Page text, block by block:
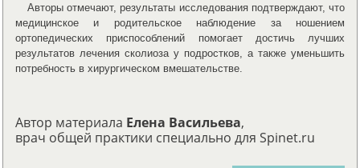
Авторы отмечают, результаты исследования подтверждают, что
медицинское и родительское наблюдение за ношением
ортопедических приспособлений помогает достичь лучших
результатов лечения сколиоза у подростков, а также уменьшить
потребность в хирургическом вмешательстве.
Автор материала Елена Васильева,
врач общей практики специально для Spinet.ru